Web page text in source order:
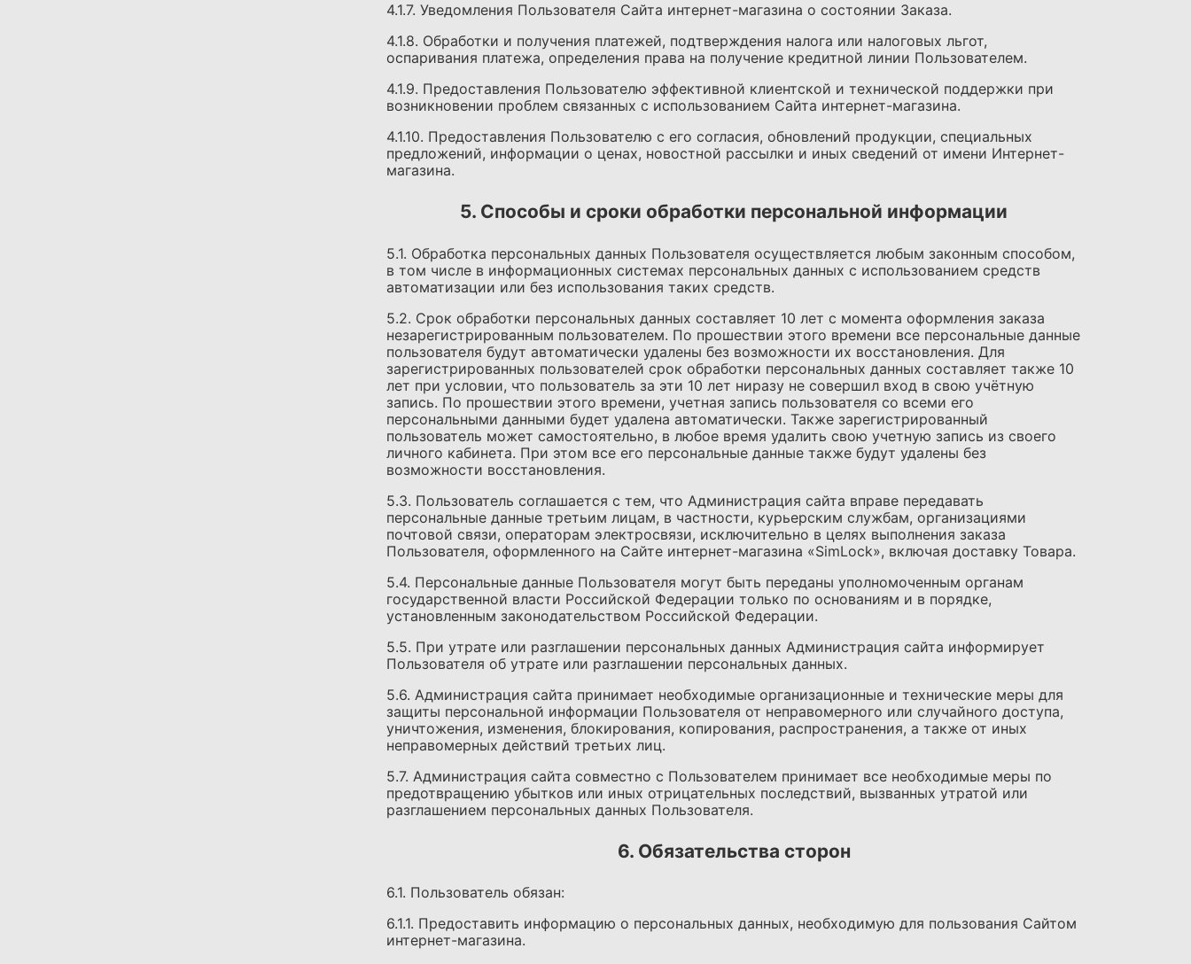
4.1.7. Уведомления Пользователя Сайта интернет-магазина о состоянии Заказа.
4.1.8. Обработки и получения платежей, подтверждения налога или налоговых льгот,
оспаривания платежа, определения права на получение кредитной линии Пользователем.
4.1.9. Предоставления Пользователю эффективной клиентской и технической поддержки при
возникновении проблем связанных с использованием Сайта интернет-магазина.
4.1.10. Предоставления Пользователю с его согласия, обновлений продукции, специальных
предложений, информации о ценах, новостной рассылки и иных сведений от имени Интернет-
магазина.
5. Способы и сроки обработки персональной информации
5.1. Обработка персональных данных Пользователя осуществляется любым законным способом,
в том числе в информационных системах персональных данных с использованием средств
автоматизации или без использования таких средств.
5.2. Срок обработки персональных данных составляет 10 лет с момента оформления заказа
незарегистрированным пользователем. По прошествии этого времени все персональные данные
пользователя будут автоматически удалены без возможности их восстановления. Для
зарегистрированных пользователей срок обработки персональных данных составляет также 10
лет при условии, что пользователь за эти 10 лет ниразу не совершил вход в свою учётную
запись. По прошествии этого времени, учетная запись пользователя со всеми его
персональными данными будет удалена автоматически. Также зарегистрированный
пользователь может самостоятельно, в любое время удалить свою учетную запись из своего
личного кабинета. При этом все его персональные данные также будут удалены без
возможности восстановления.
5.3. Пользователь соглашается с тем, что Администрация сайта вправе передавать
персональные данные третьим лицам, в частности, курьерским службам, организациями
почтовой связи, операторам электросвязи, исключительно в целях выполнения заказа
Пользователя, оформленного на Сайте интернет-магазина «SimLock», включая доставку Товара.
5.4. Персональные данные Пользователя могут быть переданы уполномоченным органам
государственной власти Российской Федерации только по основаниям и в порядке,
установленным законодательством Российской Федерации.
5.5. При утрате или разглашении персональных данных Администрация сайта информирует
Пользователя об утрате или разглашении персональных данных.
5.6. Администрация сайта принимает необходимые организационные и технические меры для
защиты персональной информации Пользователя от неправомерного или случайного доступа,
уничтожения, изменения, блокирования, копирования, распространения, а также от иных
неправомерных действий третьих лиц.
5.7. Администрация сайта совместно с Пользователем принимает все необходимые меры по
предотвращению убытков или иных отрицательных последствий, вызванных утратой или
разглашением персональных данных Пользователя.
6. Обязательства сторон
6.1. Пользователь обязан:
6.1.1. Предоставить информацию о персональных данных, необходимую для пользования Сайтом
интернет-магазина.